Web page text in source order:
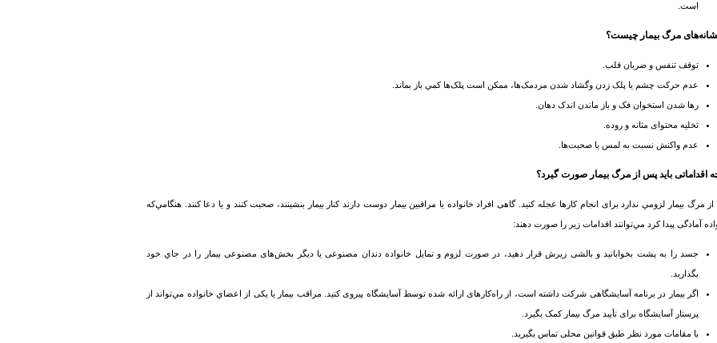
است.
توقف تنفس و ضربان قلب.
عدم حرکت چشم یا پلک زدن وگشاد شدن مردمک‌ها، ممکن است پلک‌ها کمي ‌باز بماند.
رها شدن استخوان فک و باز ماندن اندک دهان.
تخلیه محتوای مثانه و روده.
عدم واکنش نسبت به لمس یا صحبت‌ها.
مرگ بیمار لزومي‌ ندارد برای انجام کارها عجله کنيد. گاهی افراد خانواده یا مراقبین بیمار دوست دارند کنار بیمار بنشینند، صحبت کنند و یا دعا کنند. هنگامي‌که
آمادگی پیدا کرد مي‌توانند اقدامات زیر را صورت دهند:
جسد را به پشت بخوابانید و بالشی زیرش قرار دهید، در صورت لزوم و تمایل خانواده دندان مصنوعی یا دیگر بخش‌های مصنوعی بیمار را در جاي خود
بگذارید.
اگر بیمار در برنامه آسایشگاهی شرکت داشته است، از راه‌کارهای ارائه شده توسط آسایشگاه پیروی کنید. مراقب بیمار یا یکی از اعضاي خانواده مي‌تواند از
پرستار آسایشگاه برای تأیید مرگ بیمار کمک بگیرد.
با مقامات مورد نظر طبق قوانین محلی تماس بگیرید.